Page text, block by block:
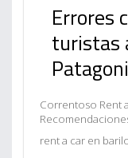
Errores
turistas
Correntoso Rent
rent a car en